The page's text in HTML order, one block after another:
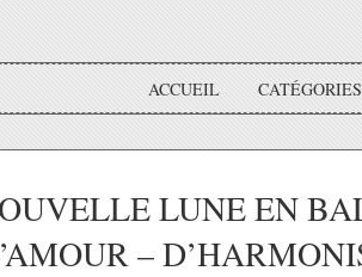
ACCUEIL CATÉGORIES
LUNE EN
–